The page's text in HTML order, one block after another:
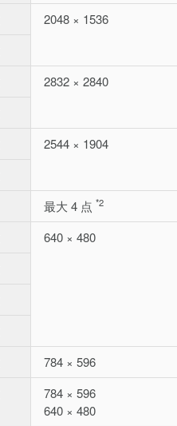
2048 × 1536
2832 × 2840
2544 × 1904
最大 4 点 *2
640 × 480
784 × 596
784 × 596
640 × 480